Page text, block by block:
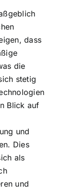
dass
die
stetig
Blick auf
und
Dies
als
und